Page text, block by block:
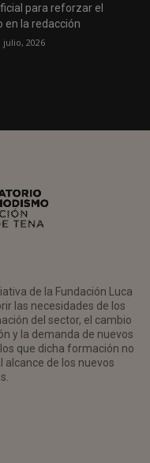
para reforzar el
en la redacción
julio, 2026
de la Fundación Luca
las necesidades de los
del sector, el cambio
y la demanda de nuevos
que dicha formación no
alcance de los nuevos